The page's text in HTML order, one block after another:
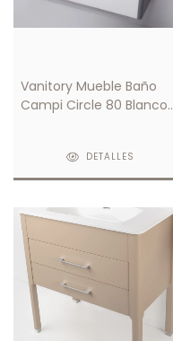
Vanitory Mueble Baño
Campi Circle 80 Blanco/
DETALLES